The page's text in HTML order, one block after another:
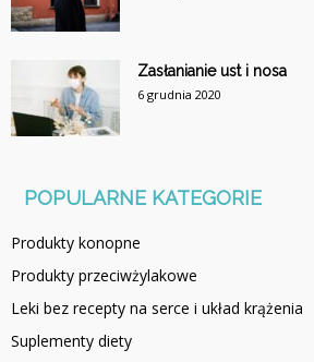
Zasłanianie ust i nosa
6 grudnia 2020
POPULARNE KATEGORIE
Produkty konopne
Produkty przeciwżylakowe
Leki bez recepty na serce i układ krążenia
Suplementy diety